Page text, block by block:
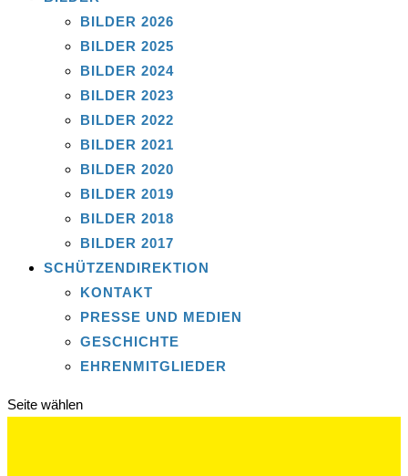
BILDER 2026
BILDER 2025
BILDER 2024
BILDER 2023
BILDER 2022
BILDER 2021
BILDER 2020
BILDER 2019
BILDER 2018
BILDER 2017
SCHÜTZENDIREKTION
KONTAKT
PRESSE UND MEDIEN
GESCHICHTE
EHRENMITGLIEDER
Seite wählen